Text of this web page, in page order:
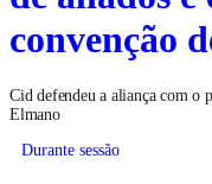
convenção
Cid defendeu a aliança com o
Elmano
Durante sessão